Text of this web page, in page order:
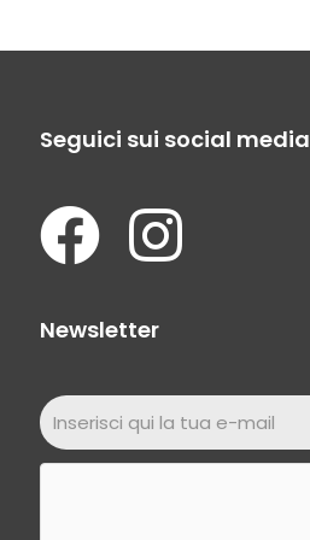
Seguici sui social media
Newsletter